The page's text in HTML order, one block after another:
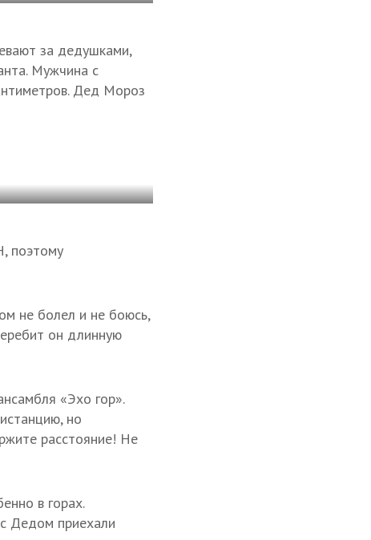
за дедушками,
Мужчина с
Дед Мороз
поэтому
не болел и не боюсь,
он длинную
«Эхо гор».
но
расстояние! Не
в горах.
Дедом приехали